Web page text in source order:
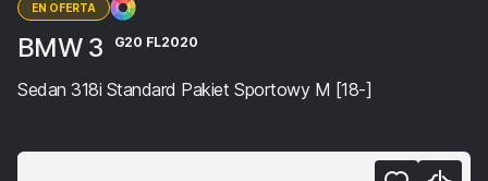
EN OFERTA
BMW 3 G20 FL2020
Sedan 318i Standard Pakiet Sportowy M [18-]